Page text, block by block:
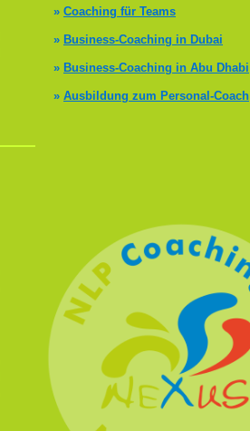
» Coaching für Teams
» Business-Coaching in Dubai
» Business-Coaching in Abu Dhabi
» Ausbildung zum Personal-Coach